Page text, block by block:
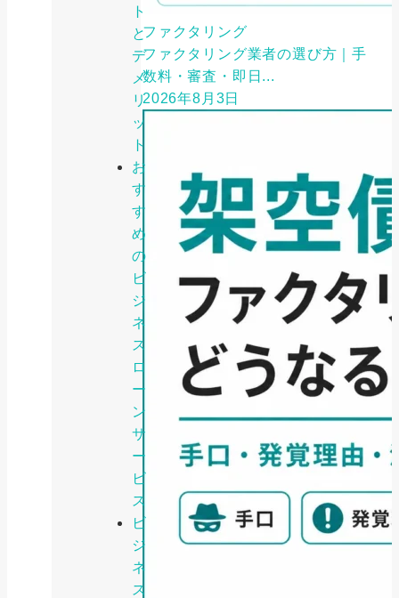
ト
と
デ
メ
リ
ッ
ト
お
す
す
め
の
ビ
ジ
ネ
ス
ロ
ー
ン
サ
ー
ビ
ス
ビ
ジ
ネ
ス
ファクタリング
ファクタリング業者の選び方｜手
数料・審査・即日...
2026年8月3日